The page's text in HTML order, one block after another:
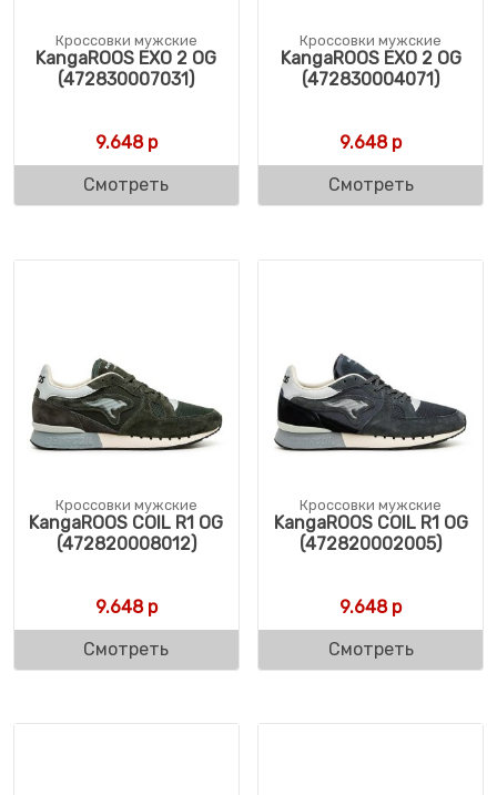
Кроссовки мужские
KangaROOS EXO 2 OG
(472830007031)
9.648р
Смотреть
Кроссовки мужские
KangaROOS EXO 2 OG
(472830004071)
9.648р
Смотреть
Кроссовки мужские
KangaROOS COIL R1 OG
(472820008012)
9.648р
Смотреть
Кроссовки мужские
KangaROOS COIL R1 OG
(472820002005)
9.648р
Смотреть